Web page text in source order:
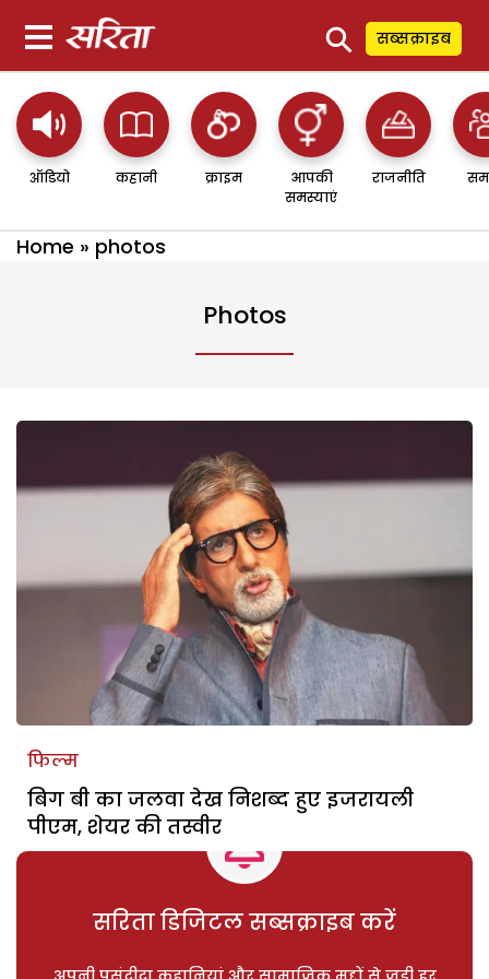
⚲ सब्सक्राइब
ऑडियो कहानी क्राइम
आपकी
समस्याएं
राजनीति
Home » photos
Photos
फिल्म
बिग बी का जलवा देख निशब्द हुए इजरायली
पीएम, शेयर की तस्वीर
सरिता डिजिटल सब्सक्राइब करें